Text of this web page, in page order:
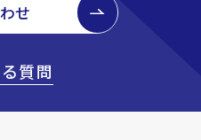
せ
質問